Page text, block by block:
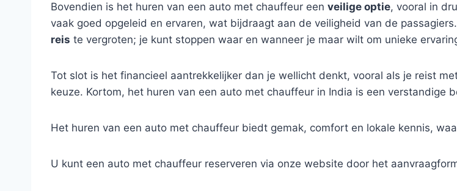
Bovendien is het huren van een auto met chauffeur een veilige optie, vooral in
vaak goed opgeleid en ervaren, wat bijdraagt aan de veiligheid van de
reis te vergroten; je kunt stoppen waar en wanneer je maar wilt om unieke
Tot slot is het financieel aantrekkelijker dan je wellicht denkt, vooral als je reist
keuze. Kortom, het huren van een auto met chauffeur in India is een verstandige
Het huren van een auto met chauffeur biedt gemak, comfort en lokale kennis,
U kunt een auto met chauffeur reserveren via onze website door het